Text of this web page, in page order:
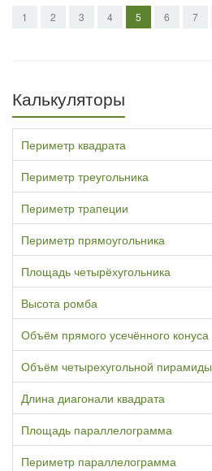
1 2 3 4 5 6 7
Калькуляторы
Периметр квадрата
Периметр треугольника
Периметр трапеции
Периметр прямоугольника
Площадь четырёхугольника
Высота ромба
Объём прямого усечённого конуса
Объём четырехугольной пирамиды
Длина диагонали квадрата
Площадь параллелограмма
Периметр параллелограмма